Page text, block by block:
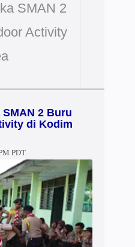
SMAN 2
Activity
2 Buru
di Kodim
PDT